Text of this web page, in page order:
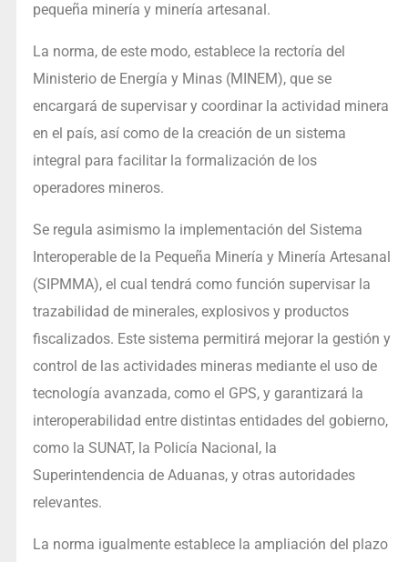
pequeña minería y minería artesanal.
La norma, de este modo, establece la rectoría del
Ministerio de Energía y Minas (MINEM), que se
encargará de supervisar y coordinar la actividad minera
en el país, así como de la creación de un sistema
integral para facilitar la formalización de los
operadores mineros.
Se regula asimismo la implementación del Sistema
Interoperable de la Pequeña Minería y Minería Artesanal
(SIPMMA), el cual tendrá como función supervisar la
trazabilidad de minerales, explosivos y productos
fiscalizados. Este sistema permitirá mejorar la gestión y
control de las actividades mineras mediante el uso de
tecnología avanzada, como el GPS, y garantizará la
interoperabilidad entre distintas entidades del gobierno,
como la SUNAT, la Policía Nacional, la
Superintendencia de Aduanas, y otras autoridades
relevantes.
La norma igualmente establece la ampliación del plazo